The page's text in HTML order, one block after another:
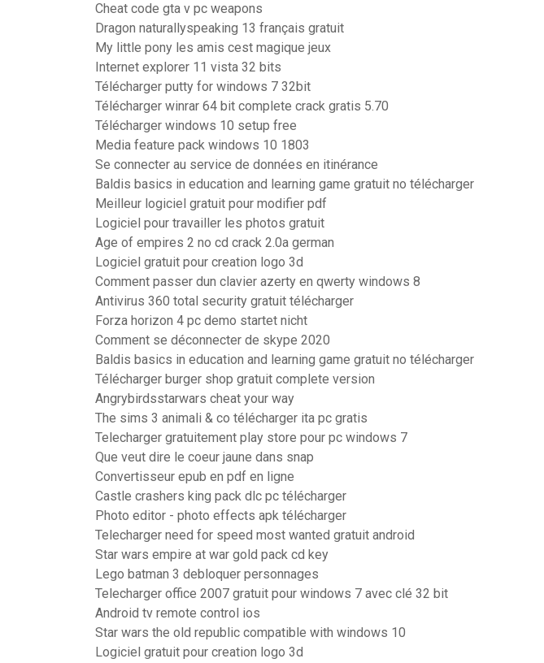
Cheat code gta v pc weapons
Dragon naturallyspeaking 13 français gratuit
My little pony les amis cest magique jeux
Internet explorer 11 vista 32 bits
Télécharger putty for windows 7 32bit
Télécharger winrar 64 bit complete crack gratis 5.70
Télécharger windows 10 setup free
Media feature pack windows 10 1803
Se connecter au service de données en itinérance
Baldis basics in education and learning game gratuit no télécharger
Meilleur logiciel gratuit pour modifier pdf
Logiciel pour travailler les photos gratuit
Age of empires 2 no cd crack 2.0a german
Logiciel gratuit pour creation logo 3d
Comment passer dun clavier azerty en qwerty windows 8
Antivirus 360 total security gratuit télécharger
Forza horizon 4 pc demo startet nicht
Comment se déconnecter de skype 2020
Baldis basics in education and learning game gratuit no télécharger
Télécharger burger shop gratuit complete version
Angrybirdsstarwars cheat your way
The sims 3 animali & co télécharger ita pc gratis
Telecharger gratuitement play store pour pc windows 7
Que veut dire le coeur jaune dans snap
Convertisseur epub en pdf en ligne
Castle crashers king pack dlc pc télécharger
Photo editor - photo effects apk télécharger
Telecharger need for speed most wanted gratuit android
Star wars empire at war gold pack cd key
Lego batman 3 debloquer personnages
Telecharger office 2007 gratuit pour windows 7 avec clé 32 bit
Android tv remote control ios
Star wars the old republic compatible with windows 10
Logiciel gratuit pour creation logo 3d